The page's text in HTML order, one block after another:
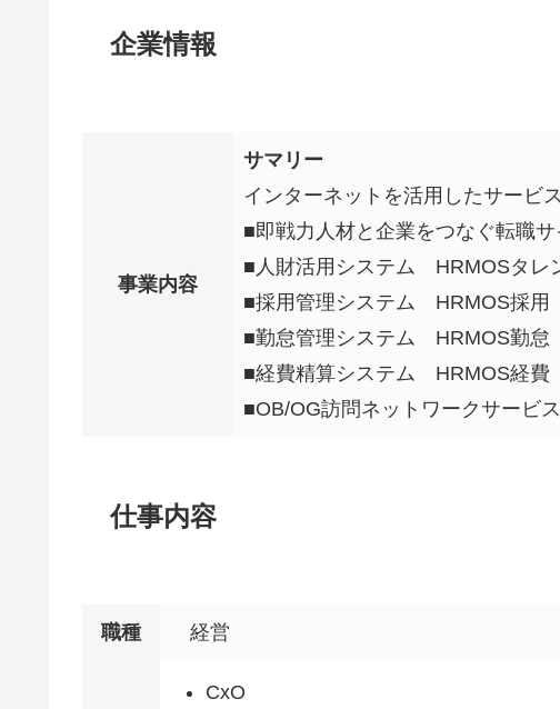
企業情報
事業内容
サマリー
インターネットを活用したサービ
■即戦力人材と企業をつなぐ転職サ
■人財活用システム HRMOSタレ
■採用管理システム HRMOS採用
■勤怠管理システム HRMOS勤怠
■経費精算システム HRMOS経費
■OB/OG訪問ネットワークサービス
仕事内容
職種 経営
CxO